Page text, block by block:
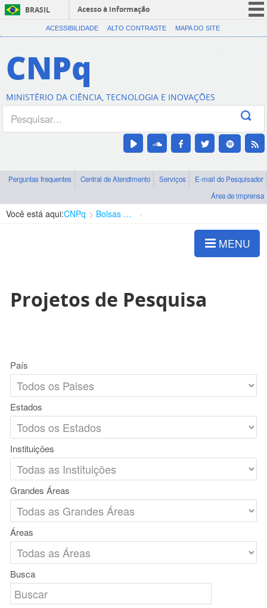
BRASIL
Acesso à informação
CORONAVÍRUS (COVID-19)
Canais
ACESSIBILIDADE ALTO CONTRASTE MAPA DO SITE
CNPq
MINISTÉRIO DA CIÊNCIA, TECNOLOGIA E INOVAÇÕES
Perguntas frequentes Central de Atendimento Serviços
E-mail do Pesquisador
Área de imprensa
Você está aqui:CNPq Bolsas e Auxílios Vigentes
MENU
Projetos de Pesquisa
País
Estados
Instituições
Grandes Áreas
Áreas
Busca